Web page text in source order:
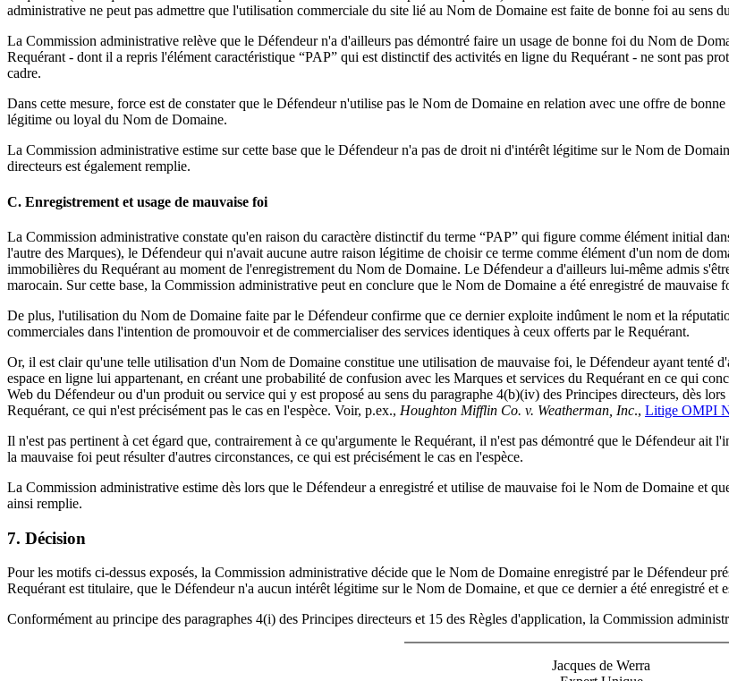
administrative ne peut pas admettre que l'utilisation commerciale du site lié au Nom de Domaine est faite de bonne foi au sens
La Commission administrative relève que le Défendeur n'a d'ailleurs pas démontré faire un usage de bonne foi du Nom de
Requérant - dont il a repris l'élément caractéristique “PAP” qui est distinctif des activités en ligne du Requérant - ne sont pas
cadre.
Dans cette mesure, force est de constater que le Défendeur n'utilise pas le Nom de Domaine en relation avec une offre de
légitime ou loyal du Nom de Domaine.
La Commission administrative estime sur cette base que le Défendeur n'a pas de droit ni d'intérêt légitime sur le Nom de
directeurs est également remplie.
C. Enregistrement et usage de mauvaise foi
La Commission administrative constate qu'en raison du caractère distinctif du terme “PAP” qui figure comme élément initial
l'autre des Marques), le Défendeur qui n'avait aucune autre raison légitime de choisir ce terme comme élément d'un nom de
immobilières du Requérant au moment de l'enregistrement du Nom de Domaine. Le Défendeur a d'ailleurs lui-même admis
marocain. Sur cette base, la Commission administrative peut en conclure que le Nom de Domaine a été enregistré de mauvaise
De plus, l'utilisation du Nom de Domaine faite par le Défendeur confirme que ce dernier exploite indûment le nom et la
commerciales dans l'intention de promouvoir et de commercialiser des services identiques à ceux offerts par le Requérant.
Or, il est clair qu'une telle utilisation d'un Nom de Domaine constitue une utilisation de mauvaise foi, le Défendeur ayant tenté
espace en ligne lui appartenant, en créant une probabilité de confusion avec les Marques et services du Requérant en ce qui
Web du Défendeur ou d'un produit ou service qui y est proposé au sens du paragraphe 4(b)(iv) des Principes directeurs, dès
Requérant, ce qui n'est précisément pas le cas en l'espèce. Voir, p.ex., Houghton Mifflin Co. v. Weatherman, Inc., Litige OMPI
Il n'est pas pertinent à cet égard que, contrairement à ce qu'argumente le Requérant, il n'est pas démontré que le Défendeur
la mauvaise foi peut résulter d'autres circonstances, ce qui est précisément le cas en l'espèce.
La Commission administrative estime dès lors que le Défendeur a enregistré et utilise de mauvaise foi le Nom de Domaine et
ainsi remplie.
7. Décision
Pour les motifs ci-dessus exposés, la Commission administrative décide que le Nom de Domaine enregistré par le Défendeur
Requérant est titulaire, que le Défendeur n'a aucun intérêt légitime sur le Nom de Domaine, et que ce dernier a été enregistré et
Conformément au principe des paragraphes 4(i) des Principes directeurs et 15 des Règles d'application, la Commission
Jacques de Werra